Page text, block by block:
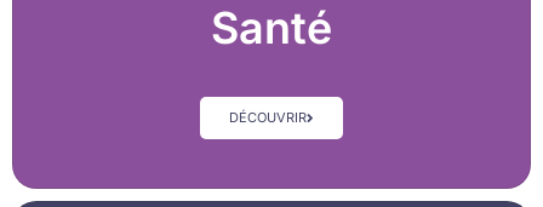
Santé
DÉCOUVRIR